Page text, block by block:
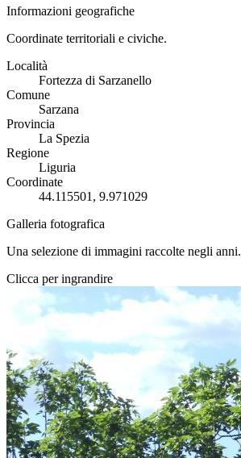
Informazioni geografiche
Coordinate territoriali e civiche.
Località
Fortezza di Sarzanello
Comune
Sarzana
Provincia
La Spezia
Regione
Liguria
Coordinate
44.115501, 9.971029
Galleria fotografica
Una selezione di immagini raccolte negli anni.
Clicca per ingrandire